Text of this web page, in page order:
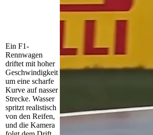
Ein F1-
Rennwagen
driftet mit hoher
Geschwindigkeit
um eine scharfe
Kurve auf nasser
Strecke. Wasser
spritzt realistisch
von den Reifen,
und die Kamera